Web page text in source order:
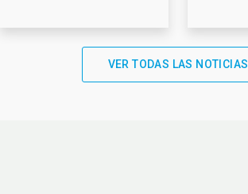
VER TODAS LAS NOTICIAS